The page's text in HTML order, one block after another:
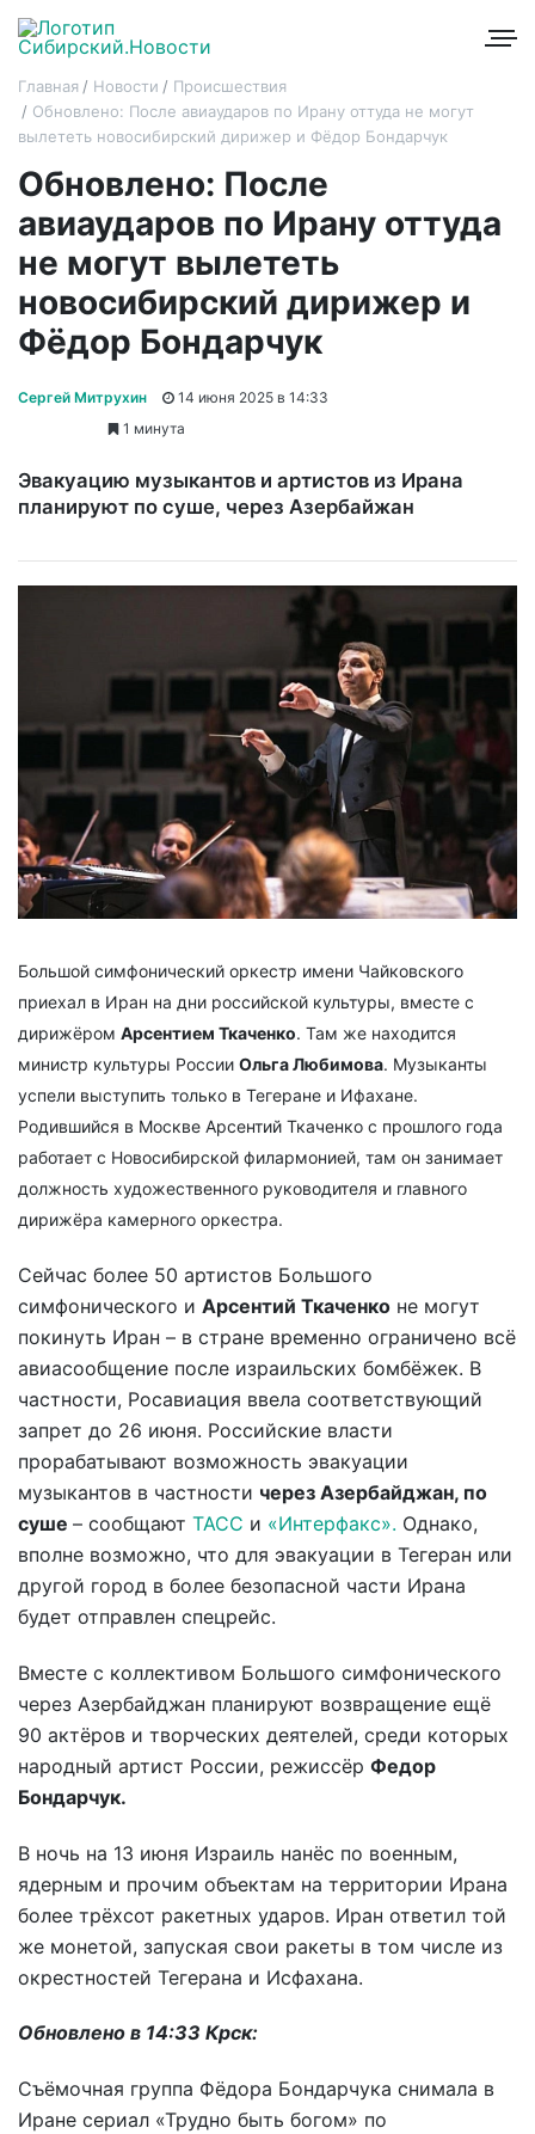
Главная Новости
Происшествия
Обновлено: После авиаударов по Ирану оттуда не могут
вылететь новосибирский дирижер и Фёдор Бондарчук
Обновлено: После
авиаударов по Ирану оттуда
не могут вылететь
новосибирский дирижер и
Фёдор Бондарчук
Сергей Митрухин
14 июня 2025 в 14:33
1 минута
Эвакуацию музыкантов и артистов из Ирана
планируют по суше, через Азербайжан
Большой симфонический оркестр имени Чайковского
приехал в Иран на дни российской культуры, вместе с
дирижёром Арсентием Ткаченко. Там же находится
министр культуры России Ольга Любимова. Музыканты
успели выступить только в Тегеране и Ифахане.
Родившийся в Москве Арсентий Ткаченко с прошлого года
работает с Новосибирской филармонией, там он занимает
должность художественного руководителя и главного
дирижёра камерного оркестра.
Сейчас более 50 артистов Большого
симфонического и Арсентий Ткаченко не могут
покинуть Иран – в стране временно ограничено всё
авиасообщение после израильских бомбёжек. В
частности, Росавиация ввела соответствующий
запрет до 26 июня. Российские власти
прорабатывают возможность эвакуации
музыкантов в частности через Азербайджан, по
суше – сообщают ТАСС и «Интерфакс». Однако,
вполне возможно, что для эвакуации в Тегеран или
другой город в более безопасной части Ирана
будет отправлен спецрейс.
Вместе с коллективом Большого симфонического
через Азербайджан планируют возвращение ещё
90 актёров и творческих деятелей, среди которых
народный артист России, режиссёр Федор
Бондарчук.
В ночь на 13 июня Израиль нанёс по военным,
ядерным и прочим объектам на территории Ирана
более трёхсот ракетных ударов. Иран ответил той
же монетой, запуская свои ракеты в том числе из
окрестностей Тегерана и Исфахана.
Обновлено в 14:33 Крск:
Съёмочная группа Фёдора Бондарчука снимала в
Иране сериал «Трудно быть богом» по